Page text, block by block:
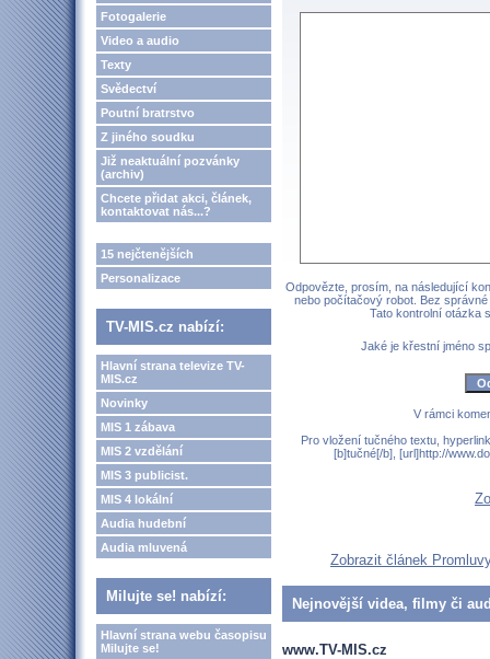
Fotogalerie
Video a audio
Texty
Svědectví
Poutní bratrstvo
Z jiného soudku
Již neaktuální pozvánky
(archiv)
Chcete přidat akci, článek,
kontaktovat nás...?
15 nejčtenějších
Personalizace
TV-MIS.cz nabízí:
Hlavní strana televize TV-
MIS.cz
Novinky
MIS 1 zábava
MIS 2 vzdělání
MIS 3 publicist.
MIS 4 lokální
Audia hudební
Audia mluvená
Milujte se! nabízí:
Hlavní strana webu časopisu
Milujte se!
Odpovězte, prosím, na následující
nebo počítačový robot. Bez
Tato kontrolní otázka
Jaké je křestní jméno
V rámci
Pro vložení tučného textu,
[b]tučné[/b], [url]http://
Zobrazit článek
Nejnovější videa, filmy či
www.TV-MIS.cz